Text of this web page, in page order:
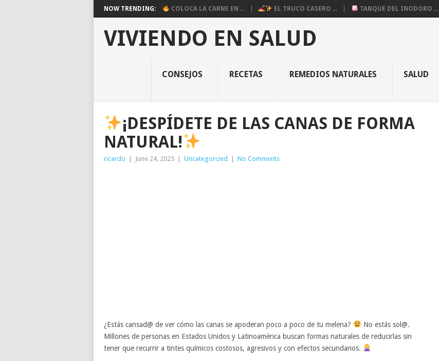
NOW TRENDING: COLOCA LA CARNE EN ... EL TRUCO CASERO ... TANQUE DEL INODORO ...
VIVIENDO EN SALUD
CONSEJOS RECETAS REMEDIOS NATURALES SALUD
¡DESPÍDETE DE LAS CANAS DE FORMA
NATURAL!
ricardo | June 24, 2025 | Uncategorized | No Comments
¿Estás cansad@ de ver cómo las canas se apoderan poco a poco de tu melena?
No estás sol@.
Millones de personas en Estados Unidos y Latinoamérica buscan formas naturales de reducirlas sin
tener que recurrir a tintes químicos costosos, agresivos y con efectos secundarios.